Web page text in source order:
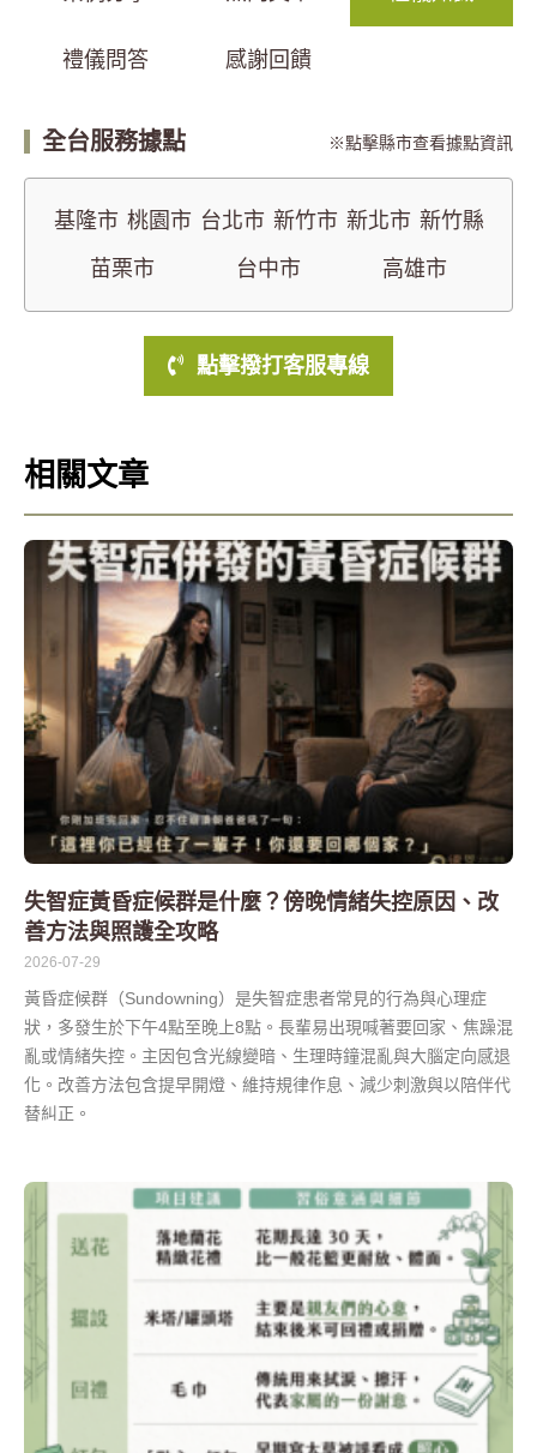
禮儀問答 感謝回饋
全台服務據點 點擊縣市查看據點資訊
基隆市 桃園市
苗栗市
台北市 新竹市
台中市
新北市 新竹縣
高雄市
點擊撥打客服專線
相關文章
失智症黃昏症候群是什麼？傍晚情緒失控原因、改
善方法與照護全攻略
2026-07-29
黃昏症候群（Sundowning）是失智症患者常見的行為與心理症
狀，多發生於下午4點至晚上8點。長輩易出現喊著要回家、焦躁混
亂或情緒失控。主因包含光線變暗、生理時鐘混亂與大腦定向感退
化。改善方法包含提早開燈、維持規律作息、減少刺激與以陪伴代
替糾正。